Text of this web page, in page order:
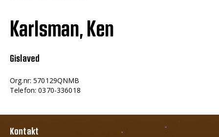
Karlsman, Ken
Gislaved
Org.nr: 570129QNMB
Telefon: 0370-336018
Kontakt